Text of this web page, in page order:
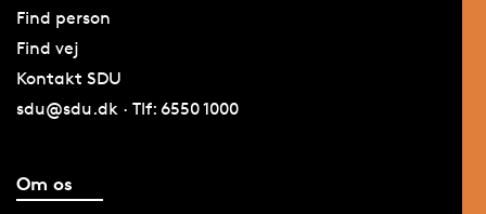
Find person
Find vej
Kontakt SDU
sdu@sdu.dk · Tlf: 6550 1000
Om os